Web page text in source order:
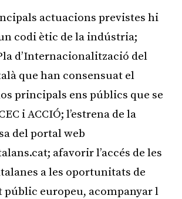
actuacions previstes hi
codi ètic de la indústria;
d’Internacionalització del
que han consensuat el
principals ens públics que se
i ACCIÓ; l’estrena de la
del portal web
afavorir l’accés de les
a les oportunitats de
públic europeu, acompanyar l